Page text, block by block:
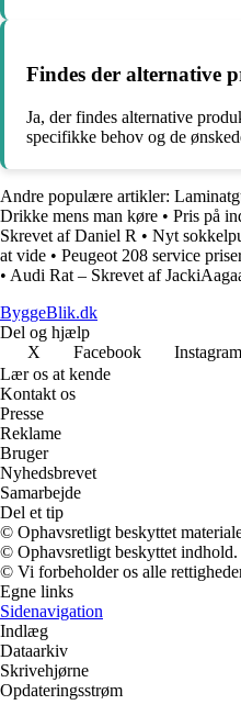
Findes der alternative
Ja, der findes alternative
specifikke behov og de
Andre populære artikler:
Drikke mens man køre • Pris på
Skrevet af Daniel R • Nyt
at vide • Peugeot 208 service
• Audi Rat – Skrevet af
ByggeBlik.dk
Del og hjælp
X
Facebook Instagram
Lær os at kende
Kontakt os
Presse
Reklame
Bruger
Nyhedsbrevet
Samarbejde
Del et tip
© Ophavsretligt beskyttet
© Ophavsretligt beskyttet
© Vi forbeholder os alle
Egne links
Sidenavigation
Indlæg
Dataarkiv
Skrivehjørne
Opdateringsstrøm